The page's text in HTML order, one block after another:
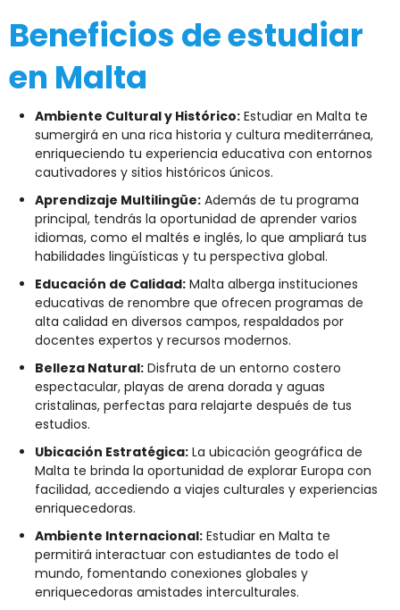
Beneficios de estudiar
en Malta
Ambiente Cultural y Histórico:Estudiar en Malta te
sumergirá en una rica historia y cultura mediterránea,
enriqueciendo tu experiencia educativa con entornos
cautivadores y sitios históricos únicos.
Aprendizaje Multilingüe:Además de tu programa
principal, tendrás la oportunidad de aprender varios
idiomas, como el maltés e inglés, lo que ampliará tus
habilidades lingüísticas y tu perspectiva global.
Educación de Calidad:Malta alberga instituciones
educativas de renombre que ofrecen programas de
alta calidad en diversos campos, respaldados por
docentes expertos y recursos modernos.
Belleza Natural:Disfruta de un entorno costero
espectacular, playas de arena dorada y aguas
cristalinas, perfectas para relajarte después de tus
estudios.
Ubicación Estratégica:La ubicación geográfica de
Malta te brinda la oportunidad de explorar Europa con
facilidad, accediendo a viajes culturales y experiencias
enriquecedoras.
Ambiente Internacional:Estudiar en Malta te
permitirá interactuar con estudiantes de todo el
mundo, fomentando conexiones globales y
enriquecedoras amistades interculturales.